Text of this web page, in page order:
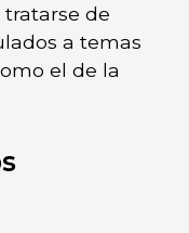
de
a temas
el de la